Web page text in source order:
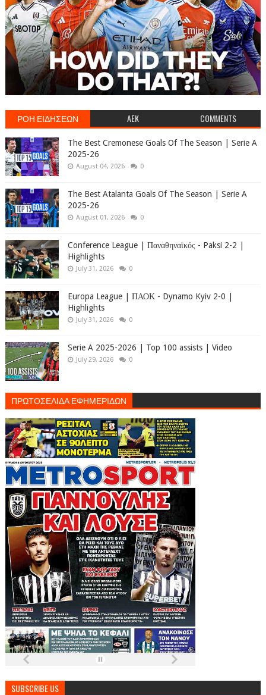
ΡΟΗ ΕΙΔΗΣΕΩΝ AEK COMMENTS
The Best Cremonese Goals Of The Season | Serie A
2025-26
August 04, 2026 0
The Best Atalanta Goals Of The Season | Serie A
2025-26
August 01, 2026 0
Conference League | Παναθηναϊκός - Paksi 2-2 |
Highlights
July 31, 2026 0
Europa League | ΠΑΟΚ - Dynamo Kyiv 2-0 |
Highlights
July 31, 2026 0
Serie A 2025-2026 | Top 100 assists | Video
July 29, 2026 0
ΠΡΩΤΟΣΕΛΙΔΑ ΕΦΗΜΕΡΙΔΩΝ
SUBSCRIBE US